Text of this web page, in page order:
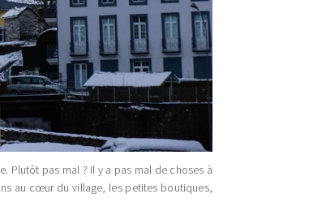
Plutôt pas mal ? Il y a pas mal de choses à
au cœur du village, les petites boutiques,